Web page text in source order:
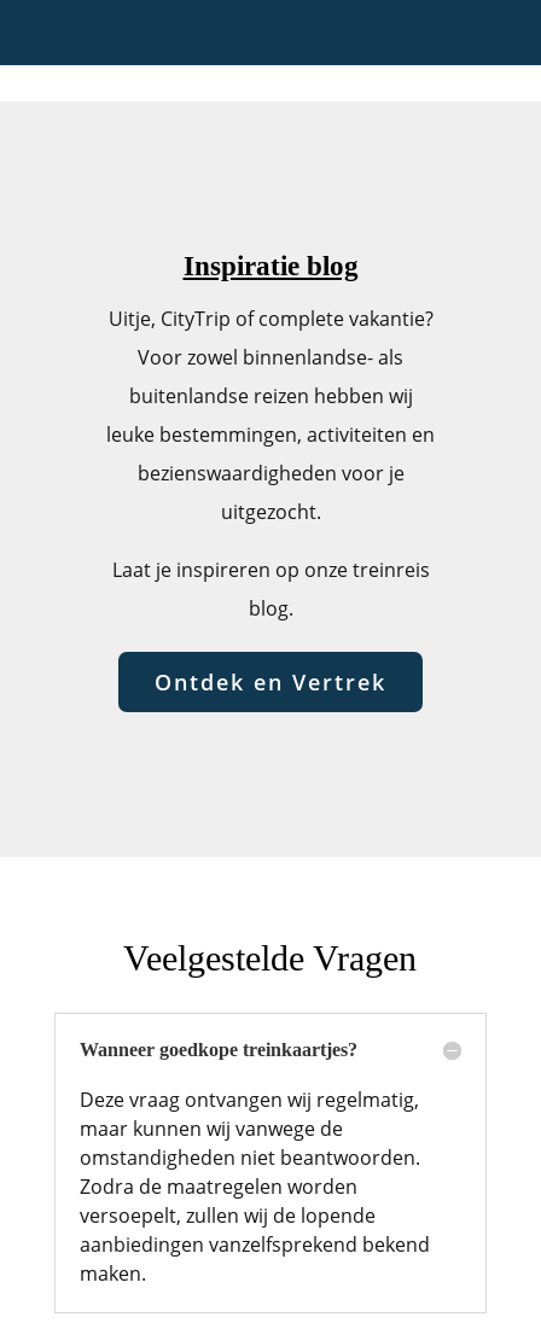
Inspiratie blog
Uitje, CityTrip of complete vakantie?
Voor zowel binnenlandse- als
buitenlandse reizen hebben wij
leuke bestemmingen, activiteiten en
bezienswaardigheden voor je
uitgezocht.
Laat je inspireren op onze treinreis
blog.
Ontdek en Vertrek
Veelgestelde Vragen
Wanneer goedkope treinkaartjes?
Deze vraag ontvangen wij regelmatig,
maar kunnen wij vanwege de
omstandigheden niet beantwoorden.
Zodra de maatregelen worden
versoepelt, zullen wij de lopende
aanbiedingen vanzelfsprekend bekend
maken.